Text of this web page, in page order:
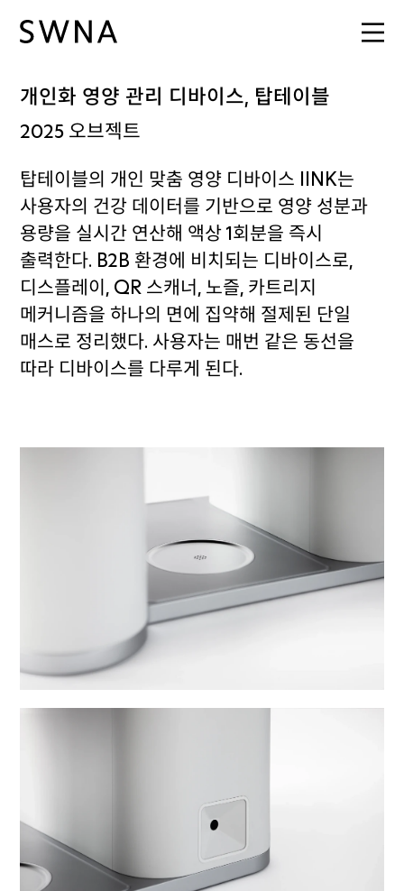
개인화 영양 관리 디바이스, 탑테이블
2025 오브젝트
탑테이블의 개인 맞춤 영양 디바이스 IINK는
사용자의 건강 데이터를 기반으로 영양 성분과
용량을 실시간 연산해 액상 1회분을 즉시
출력한다. B2B 환경에 비치되는 디바이스로,
디스플레이, QR 스캐너, 노즐, 카트리지
메커니즘을 하나의 면에 집약해 절제된 단일
매스로 정리했다. 사용자는 매번 같은 동선을
따라 디바이스를 다루게 된다.